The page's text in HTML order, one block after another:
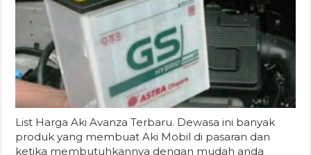
List Harga Aki Avanza Terbaru. Dewasa ini banyak
produk yang membuat Aki Mobil di pasaran dan
ketika membutuhkannya dengan mudah anda